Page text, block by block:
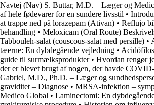
Navtej (Nav) S. Buttar, M.D. – Læger og
af hele fødevarer for en sundere livsstil •
at trappe ned på lorazepam (Ativan) • Reflujo
behandling • Meloxicam (Oral Route)
Tabbouleh-salat (couscous-salat med persille) •
tæerne: En dybdegående vejledning •
guide til surmælksprodukter• Hvordan rengør
der er blevet brugt af nogen, der havde
Gabriel, M.D., Ph.D. – Læger og
graviditet – Diagnose • MRSA-infektion –
Medico Global • Laminectomi: En